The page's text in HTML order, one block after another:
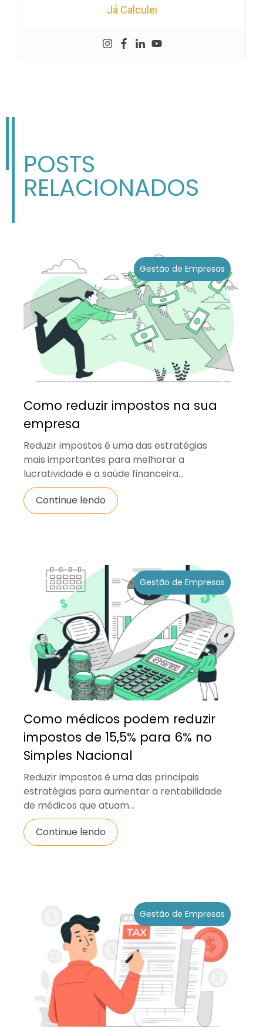
Já Calculei
POSTS
RELACIONADOS
Gestão de Empresas
Como reduzir impostos na sua
empresa
Reduzir impostos é uma das estratégias
mais importantes para melhorar a
lucratividade e a saúde financeira...
Continue lendo
Gestão de Empresas
Como médicos podem reduzir
impostos de 15,5% para 6% no
Simples Nacional
Reduzir impostos é uma das principais
estratégias para aumentar a rentabilidade
de médicos que atuam...
Continue lendo
Gestão de Empresas